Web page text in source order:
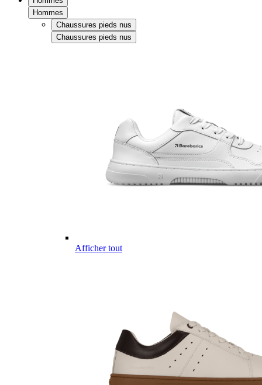
Hommes
Chaussures pieds nus
Chaussures pieds nus
Afficher tout